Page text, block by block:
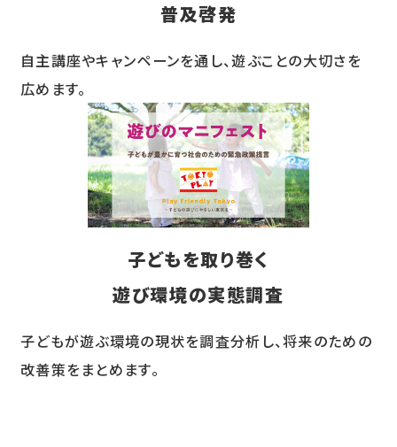
普及啓発
自主講座やキャンペーンを通し、遊ぶことの大切さを
広めます。
子どもを取り巻く
遊び環境の実態調査
子どもが遊ぶ環境の現状を調査分析し、将来のための
改善策をまとめます。